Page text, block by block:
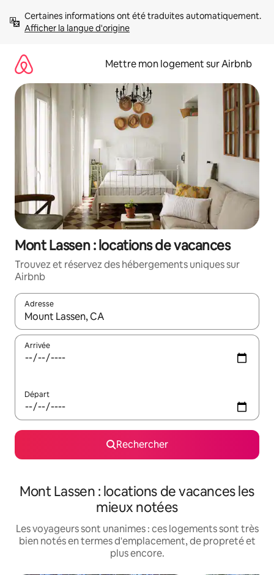
directement
Afficher la langue d'origine
Mettre mon logement sur Airbnb
Mont Lassen : locations de vacances
Trouvez et réservez des hébergements uniques sur
Airbnb
Adresse
Lorsque les résultats s'affichent, utilisez les flèches vers le
Arrivée
Départ
Rechercher
Mont Lassen : locations de vacances les
mieux notées
Les voyageurs sont unanimes : ces logements sont très
bien notés en termes d'emplacement, de propreté et
plus encore.